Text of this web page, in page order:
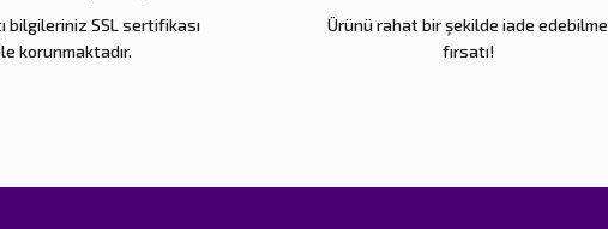
bilgileriniz SSL sertifikası
korunmaktadır.
Ürünü rahat bir şekilde iade edebilme
fırsatı!